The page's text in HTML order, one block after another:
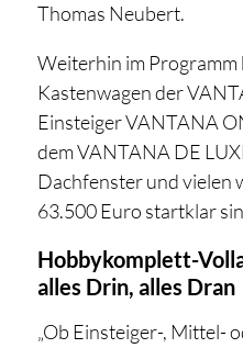
Thomas Neubert.
Weiterhin im Programm
Kastenwagen der
Einsteiger VANTANA
dem VANTANA DE
Dachfenster und vielen
63.500 Euro startklar
Hobbykomplett-
alles Drin, alles Dran
„Ob Einsteiger-, Mittel-